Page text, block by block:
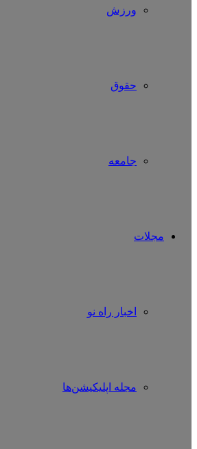
ورزش
حقوق
جامعه
مجلات
اخبار راه نو
مجله اپلیکیشن‌ها